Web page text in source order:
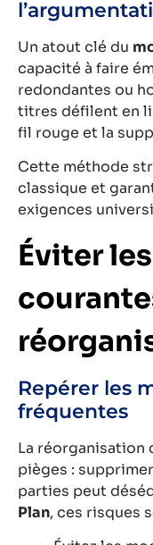
Un atout clé du
capacité à faire
redondantes ou
titres défilent en
fil rouge et la
Cette méthode
classique et
exigences
Éviter
Repérer les
fréquentes
La réorganisation
pièges :
parties peut
Plan, ces risques